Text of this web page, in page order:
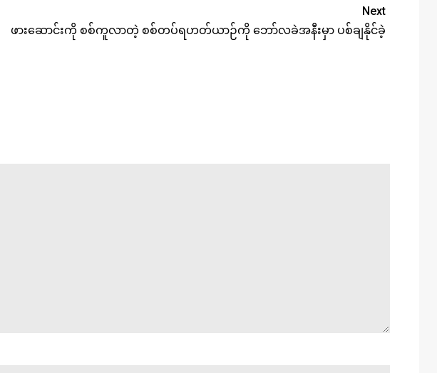
Next
ဖားဆောင်းကို စစ်ကူလာတဲ့ စစ်တပ်ရဟတ်ယာဉ်ကို ဘော်လခဲအနီးမှာ ပစ်ချနိုင်ခဲ့